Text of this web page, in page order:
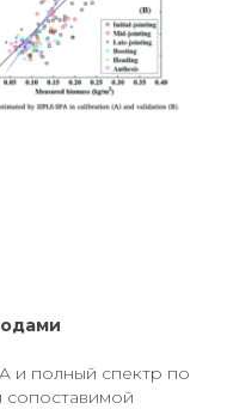
и полный спектр по
сопоставимой